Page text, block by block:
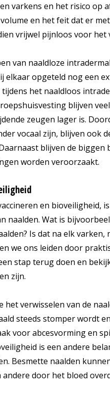
varkens en het risico op
en het feit dat er
vrijwel pijnloos voor het
van naaldloze
elkaar opgeteld nog een
het naaldloos
blijven
zeugen lager is.
vocaal zijn, blijven ook
blijven de
worden veroorzaakt.
en bioveiligheid,
naalden. Wat is
Is dat na elk
we ons leiden door
stap terug doen en
zijn.
het verwisselen van de
steeds stomper wordt
voor abcesvorming en
is een andere
Besmette naalden
andere door het bloed